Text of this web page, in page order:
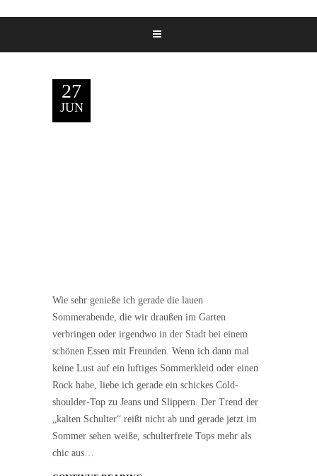
27
JUN
Wie sehr genieße ich gerade die lauen
Sommerabende, die wir draußen im Garten
verbringen oder irgendwo in der Stadt bei einem
schönen Essen mit Freunden. Wenn ich dann mal
keine Lust auf ein luftiges Sommerkleid oder einen
Rock habe, liebe ich gerade ein schickes Cold-
shoulder-Top zu Jeans und Slippern. Der Trend der
„kalten Schulter“ reißt nicht ab und gerade jetzt im
Sommer sehen weiße, schulterfreie Tops mehr als
chic aus…